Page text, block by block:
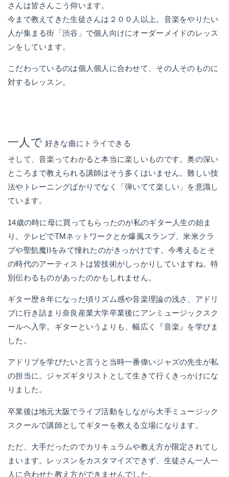
さんは皆さんこう仰います。
今まで教えてきた生徒さんは２００人以上。音楽をやりたい
人が集まる街「渋谷」で個人向けにオーダーメイドのレッス
ンをしています。
こだわっているのは個人個人に合わせて、その人そのものに
対するレッスン。
一人で 好きな曲にトライできる
そして、音楽ってわかると本当に楽しいものです。奥の深い
ところまで教えられる講師はそう多くはいません。難しい技
法やトレーニングばかりでなく「弾いてて楽しい」を意識し
ています。
14歳の時に母に買ってもらったのが私のギター人生の始ま
り。テレビでTMネットワークとか爆風スランプ、米米クラ
ブや聖飢魔IIをみて憧れたのがきっかけです。今考えるとそ
の時代のアーティストは皆技術がしっかりしていますね。特
別伝わるものがあったのかもしれません。
ギター歴８年になった頃リズム感や音楽理論の浅さ、アドリ
ブに行き詰まり奈良産業大学卒業後にアンミュージックスク
ールへ入学。ギターというよりも、幅広く『音楽』を学びま
した。
アドリブを学びたいと言うと当時一番偉いジャズの先生が私
の担当に。ジャズギタリストとして生きて行くきっかけにな
りました。
卒業後は地元大阪でライブ活動をしながら大手ミュージック
スクールで講師としてギターを教える立場になります。
ただ、大手だったのでカリキュラムや教え方が限定されてし
まいます。レッスンをカスタマイズできず、生徒さん一人一
人に合わせた教え方ができませんでした。